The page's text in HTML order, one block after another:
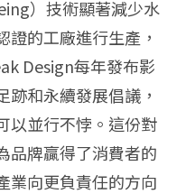
）技術顯著減少水
的工廠進行生產，
Design每年發布影
跡和永續發展倡議，
以並行不悖。這份對
品牌贏得了消費者的
業向更負責任的方向